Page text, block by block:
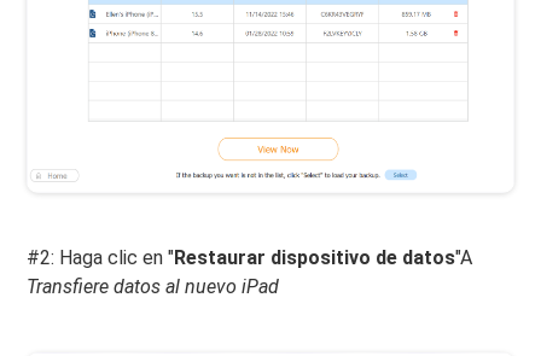
#2: Haga clic en "Restaurar dispositivo de datos"A
Transfiere datos al nuevo iPad